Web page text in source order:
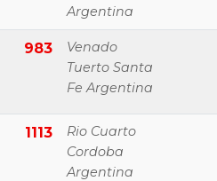
Argentina
983
Venado
Tuerto Santa
Fe Argentina
1113
Rio Cuarto
Cordoba
Argentina